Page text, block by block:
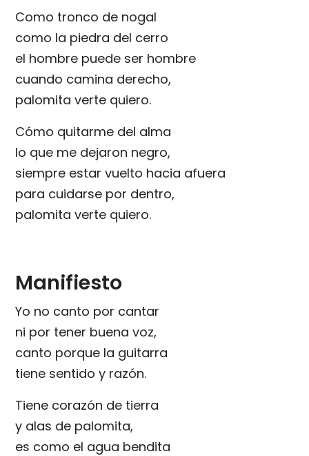
Como tronco de nogal
como la piedra del cerro
el hombre puede ser hombre
cuando camina derecho,
palomita verte quiero.
Cómo quitarme del alma
lo que me dejaron negro,
siempre estar vuelto hacia afuera
para cuidarse por dentro,
palomita verte quiero.
Manifiesto
Yo no canto por cantar
ni por tener buena voz,
canto porque la guitarra
tiene sentido y razón.
Tiene corazón de tierra
y alas de palomita,
es como el agua bendita